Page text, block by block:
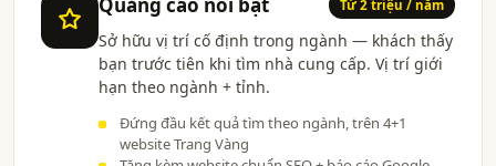
Từ 2 triệu / năm
Sở hữu vị trí cố định trong ngành — khách thấy
bạn trước tiên khi tìm nhà cung cấp. Vị trí giới
hạn theo ngành + tỉnh.
Đứng đầu kết quả tìm theo ngành, trên 4+1
website Trang Vàng